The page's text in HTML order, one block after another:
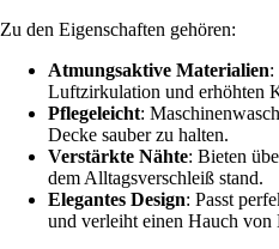
Zu den Eigenschaften gehören:
Atmungsaktive Materialien:
Luftzirkulation und erhöhten
Pflegeleicht:
Decke sauber zu halten.
Verstärkte Nähte: Bieten
dem Alltagsverschleiß stand.
Elegantes Design: Passt
und verleiht einen Hauch von